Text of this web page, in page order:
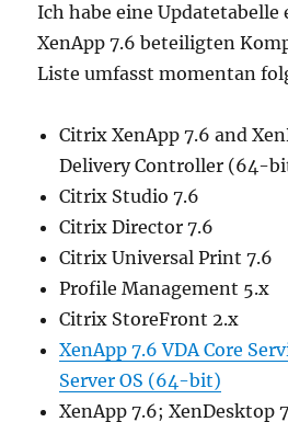
Ich habe eine
XenApp 7.6 beteiligten
Liste umfasst momentan
Citrix XenApp 7.6 and
Delivery Controller (64-
Citrix Studio 7.6
Citrix Director 7.6
Citrix Universal Print 7.6
Profile Management 5.x
Citrix StoreFront 2.x
XenApp 7.6 VDA Core
Server OS (64-bit)
XenApp 7.6; XenDesktop